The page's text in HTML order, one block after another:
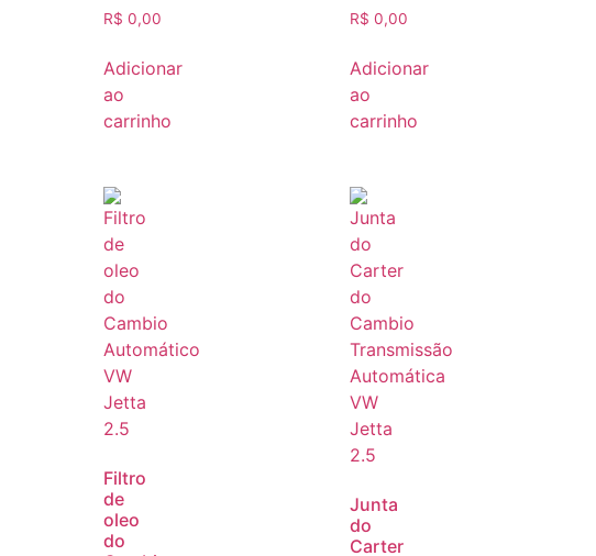
R$ 0,00
Adicionar
ao
carrinho
R$ 0,00
Adicionar
ao
carrinho
Filtro
de
oleo
do
Junta
do
Carter